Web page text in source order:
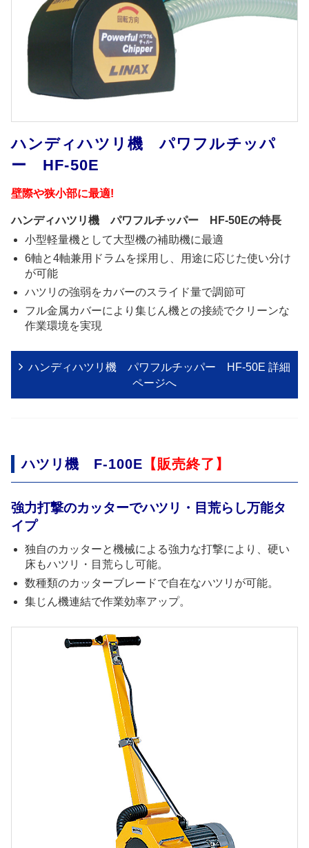
ハンディハツリ機 パワフルチッパ
ー HF-50E
壁際や狭小部に最適!
ハンディハツリ機 パワフルチッパー HF-50Eの特長
小型軽量機として大型機の補助機に最適
6軸と4軸兼用ドラムを採用し、用途に応じた使い分け
が可能
ハツリの強弱をカバーのスライド量で調節可
フル金属カバーにより集じん機との接続でクリーンな
作業環境を実現
ハンディハツリ機 パワフルチッパー HF-50E 詳細
ページへ
ハツリ機 F-100E 【販売終了】
強力打撃のカッターでハツリ・目荒らし万能タ
イプ
独自のカッターと機械による強力な打撃により、硬い
床もハツリ・目荒らし可能。
数種類のカッターブレードで自在なハツリが可能。
集じん機連結で作業効率アップ。